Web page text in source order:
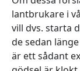
lantbrukare i
vill dvs. starta
de sedan
är ett sådant